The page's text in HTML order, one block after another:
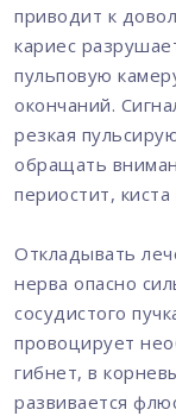
приводит к
кариес
пульповую
окончаний.
резкая
обращать
периостит,
Откладывать
нерва опасно
сосудистого
провоцирует
гибнет, в
развивается